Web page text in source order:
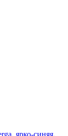
ярко-синяя,